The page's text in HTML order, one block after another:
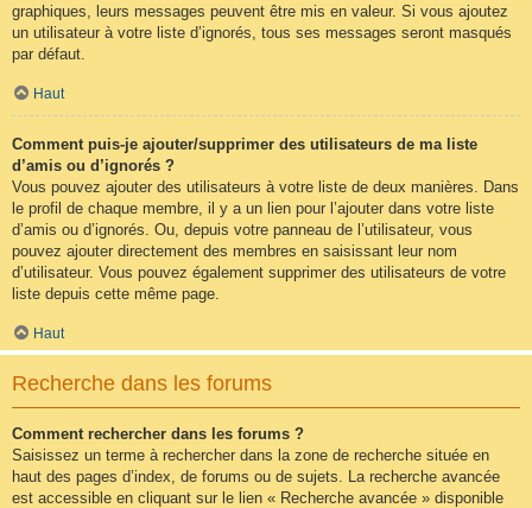
graphiques, leurs messages peuvent être mis en valeur. Si vous ajoutez
un utilisateur à votre liste d’ignorés, tous ses messages seront masqués
par défaut.
Haut
Comment puis-je ajouter/supprimer des utilisateurs de ma liste
d’amis ou d’ignorés ?
Vous pouvez ajouter des utilisateurs à votre liste de deux manières. Dans
le profil de chaque membre, il y a un lien pour l’ajouter dans votre liste
d’amis ou d’ignorés. Ou, depuis votre panneau de l’utilisateur, vous
pouvez ajouter directement des membres en saisissant leur nom
d’utilisateur. Vous pouvez également supprimer des utilisateurs de votre
liste depuis cette même page.
Haut
Recherche dans les forums
Comment rechercher dans les forums ?
Saisissez un terme à rechercher dans la zone de recherche située en
haut des pages d’index, de forums ou de sujets. La recherche avancée
est accessible en cliquant sur le lien « Recherche avancée » disponible